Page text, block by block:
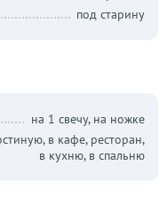
под старину
на 1 свечу, на ножке
в кафе, ресторан,
в кухню, в спальню